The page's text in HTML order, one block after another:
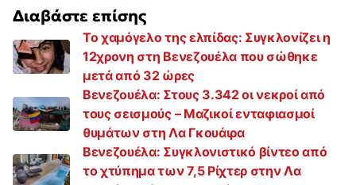
Διαβάστε επίσης
Το χαμόγελο της ελπίδας: Συγκλονίζει η
12χρονη στη Βενεζουέλα που σώθηκε
μετά από 32 ώρες
Βενεζουέλα: Στους 3.342 οι νεκροί από
τους σεισμούς – Μαζικοί ενταφιασμοί
θυμάτων στη Λα Γκουάιρα
Βενεζουέλα: Συγκλονιστικό βίντεο από
το χτύπημα των 7,5 Ρίχτερ στην Λα